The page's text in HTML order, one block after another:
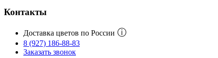
Контакты
Доставка цветов по России ⓘ
8 (927) 186-88-83
Заказать звонок